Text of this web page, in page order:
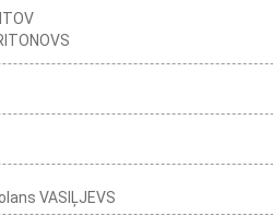
VASIĻJEVS